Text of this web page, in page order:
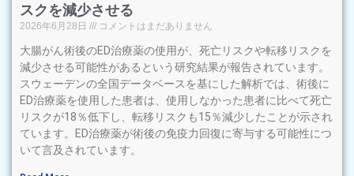
スクを減少させる
2026年6月28日 コメントはまだありません
大腸がん術後のED治療薬の使用が、死亡リスクや転移リスクを
減少させる可能性があるという研究結果が報告されています。
スウェーデンの全国データベースを基にした解析では、術後に
ED治療薬を使用した患者は、使用しなかった患者に比べて死亡
リスクが18％低下し、転移リスクも15％減少したことが示され
ています。ED治療薬が術後の免疫力回復に寄与する可能性につ
いて言及されています。